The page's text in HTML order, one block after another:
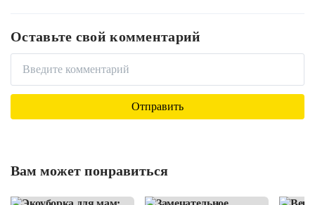
Оставьте свой комментарий
Вам может понравиться